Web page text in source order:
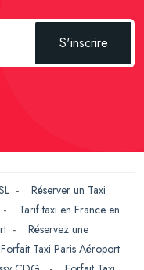
S'inscrire
- Réserver un Taxi
- Tarif taxi en France en
- Réservez une
Forfait Taxi Paris Aéroport